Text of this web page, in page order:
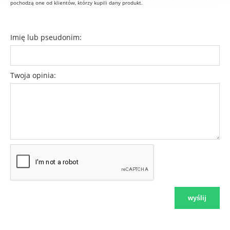
pochodzą one od klientów, którzy kupili dany produkt.
Imię lub pseudonim:
Twoja opinia:
wyślij